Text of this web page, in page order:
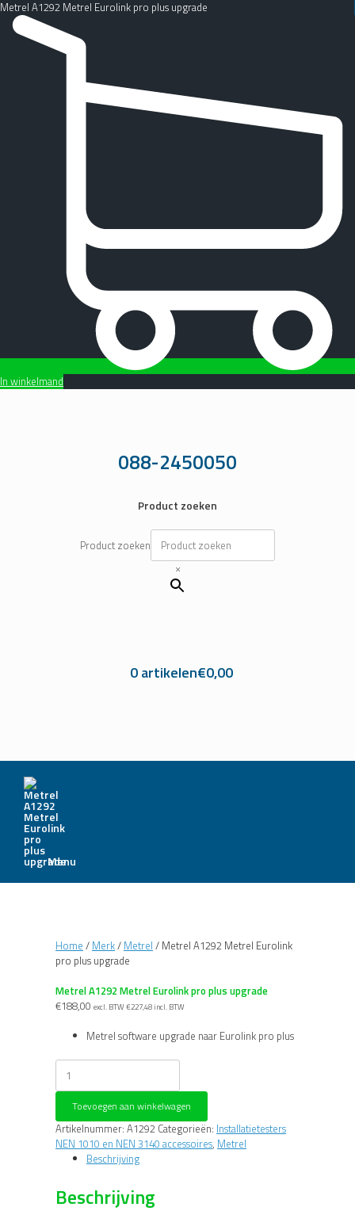
Metrel A1292 Metrel Eurolink pro plus upgrade
In winkelmand
088-2450050
Product zoeken
Product zoeken
×
0 artikelen€0,00
Menu
Home / Merk/ Metrel / Metrel A1292 Metrel Eurolink
pro plus upgrade
Metrel A1292 Metrel Eurolink pro plus upgrade
€188,00 excl. BTW €227,48 incl. BTW
Metrel software upgrade naar Eurolink pro plus
Metrel
A1292
Metrel
Eurolink
pro
plus
upgrade
Toevoegen aan winkelwagen
Artikelnummer: A1292 Categorieën: Installatietesters
NEN 1010 en NEN 3140 accessoires, Metrel
Beschrijving
Beschrijving